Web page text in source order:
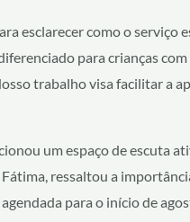
esclarecer como o serviço
para crianças
trabalho visa facilitar a
um espaço de escuta
ressaltou a
para o início de